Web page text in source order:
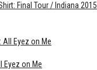
Final Tour / Indiana 2015
Eyez on Me